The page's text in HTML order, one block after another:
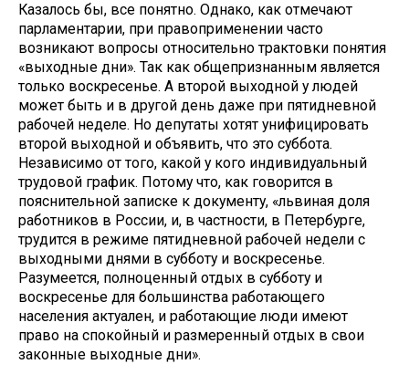
Казалось бы, все понятно. Однако, как отмечают
парламентарии, при правоприменении часто
возникают вопросы относительно трактовки понятия
«выходные дни». Так как общепризнанным является
только воскресенье. А второй выходной у людей
может быть и в другой день даже при пятидневной
рабочей неделе. Но депутаты хотят унифицировать
второй выходной и объявить, что это суббота.
Независимо от того, какой у кого индивидуальный
трудовой график. Потому что, как говорится в
пояснительной записке к документу, «львиная доля
работников в России, и, в частности, в Петербурге,
трудится в режиме пятидневной рабочей недели с
выходными днями в субботу и воскресенье.
Разумеется, полноценный отдых в субботу и
воскресенье для большинства работающего
населения актуален, и работающие люди имеют
право на спокойный и размеренный отдых в свои
законные выходные дни».